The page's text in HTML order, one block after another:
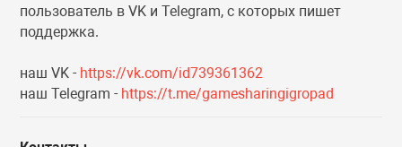
пользователь в VK и Telegram, с которых пишет
поддержка.
наш VK - https://vk.com/id739361362
наш Telegram - https://t.me/gamesharingigropad